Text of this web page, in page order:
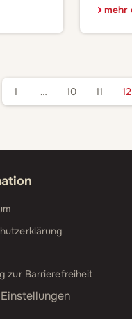
Sohn
diemehr
1 … 10 11 12
zur Barrierefreiheit